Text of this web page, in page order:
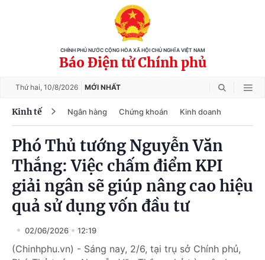
CHÍNH PHỦ NƯỚC CỘNG HÒA XÃ HỘI CHỦ NGHĨA VIỆT NAM
Báo Điện tử Chính phủ
Thứ hai, 10/8/2026 MỚI NHẤT
Kinh tế Ngân hàng Chứng khoán Kinh doanh
Phó Thủ tướng Nguyễn Văn
Thắng: Việc chấm điểm KPI
giải ngân sẽ giúp nâng cao hiệu
quả sử dụng vốn đầu tư
02/06/2026 12:19
(Chinhphu.vn) - Sáng nay, 2/6, tại trụ sở Chính phủ,